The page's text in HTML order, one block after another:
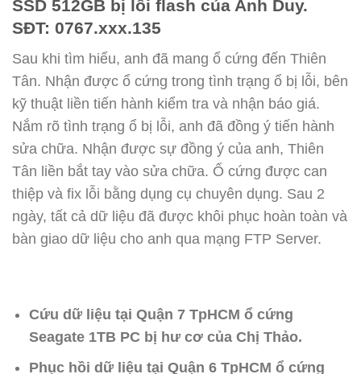
SSD 512GB bị lỗi flash của Anh Duy.
SĐT: 0767.xxx.135
Sau khi tìm hiểu, anh đã mang ổ cứng đến Thiên
Tân. Nhận được ổ cứng trong tình trạng ổ bị lỗi, bên
kỹ thuật liền tiến hành kiểm tra và nhận báo giá.
Nắm rõ tình trạng ổ bị lỗi, anh đã đồng ý tiến hành
sửa chữa. Nhận được sự đồng ý của anh, Thiên
Tân liền bắt tay vào sửa chữa. Ổ cứng được can
thiệp và fix lỗi bằng dụng cụ chuyên dụng. Sau 2
ngày, tất cả dữ liệu đã được khôi phục hoàn toàn và
bàn giao dữ liệu cho anh qua mạng FTP Server.
Cứu dữ liệu tại Quận 7 TpHCM ổ cứng
Seagate 1TB PC bị hư cơ của Chị Thảo.
Phục hồi dữ liệu tại Quận 6 TpHCM ổ cứng